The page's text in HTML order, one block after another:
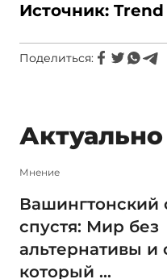
Источник: Trend
Поделиться:
Актуально
Мнение
Вашингтонский
спустя: Мир без
альтернативы и
который ...